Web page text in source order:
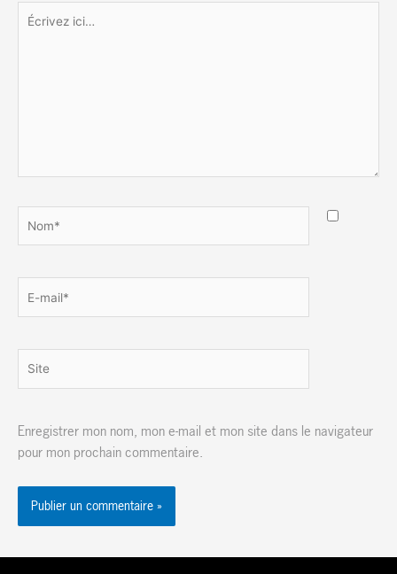
Écrivez
ici…
mail*
Enregistrer mon nom, mon e-mail et mon site dans le navigateur
pour mon prochain commentaire.